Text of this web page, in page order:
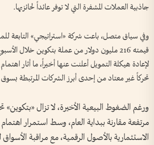
جاذبية العملات المشفرة التي لا توفر عائداً لحائزيها.
وفي سياق متصل، باعت شركة «استراتيجي» التابعة
قيمته 216 مليون دولار من عملة بتكوين خلال
لإعادة هيكلة التمويل أعلنت عنها أخيراً، ما أثار
تحركاً غير معتاد من إحدى أبرز الشركات المرتبطة
ورغم الضغوط البيعية الأخيرة، لا تزال
مرتفعة مقارنة ببداية العام، وسط استمرار
الاستثمارية بالأصول الرقمية، مع مراقبة